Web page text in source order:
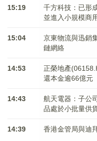
15:19
千方科技：已形
並進入小規模商
15:04
京東物流與迅銷
鏈網絡
14:53
正榮地產
還本金逾66億元
14:43
航天電器：子公
品處於小批量供
14:39 香港金管局與迪